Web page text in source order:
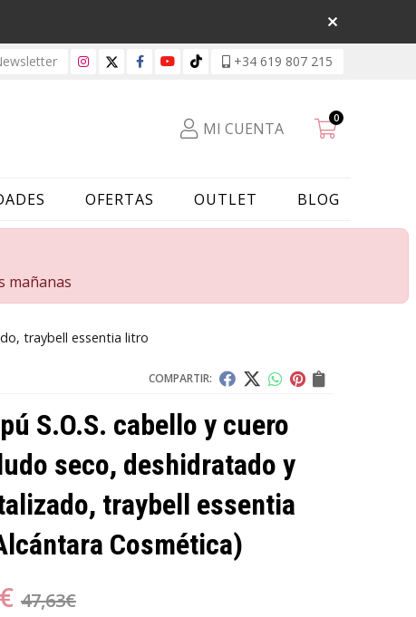
+34 619 807 215
MI CUENTA
0
OFERTAS OUTLET BLOG
mañanas
traybell essentia litro
COMPARTIR:
S.O.S. cabello y cuero
seco, deshidratado y
traybell essentia
Cosmética)
€ 47,63€